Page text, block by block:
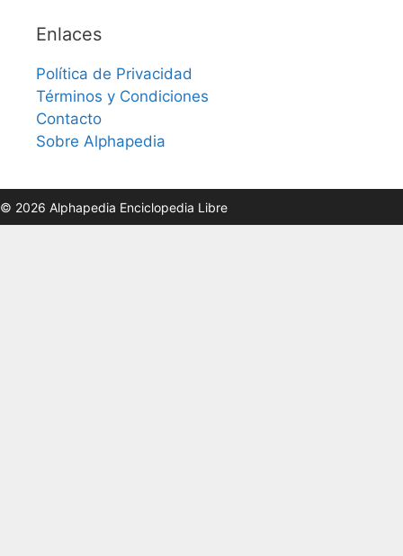
Enlaces
Política de Privacidad
Términos y Condiciones
Contacto
Sobre Alphapedia